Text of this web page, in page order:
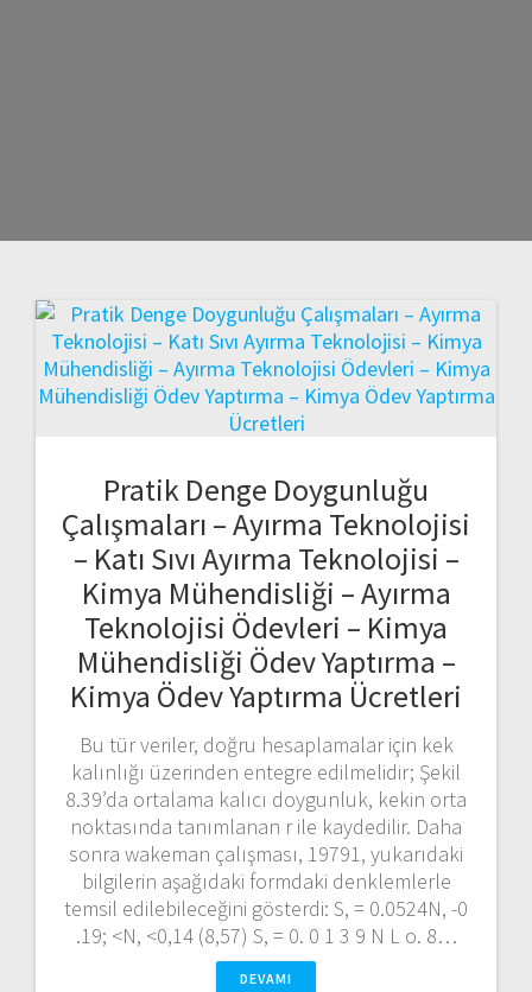
Pratik Denge Doygunluğu
Çalışmaları – Ayırma Teknolojisi
– Katı Sıvı Ayırma Teknolojisi –
Kimya Mühendisliği – Ayırma
Teknolojisi Ödevleri – Kimya
Mühendisliği Ödev Yaptırma –
Kimya Ödev Yaptırma Ücretleri
Bu tür veriler, doğru hesaplamalar için kek
kalınlığı üzerinden entegre edilmelidir; Şekil
8.39’da ortalama kalıcı doygunluk, kekin orta
noktasında tanımlanan r ile kaydedilir. Daha
sonra wakeman çalışması, 19791, yukarıdaki
bilgilerin aşağıdaki formdaki denklemlerle
temsil edilebileceğini gösterdi: S, = 0.0524N, -0
.19; <N, <0,14 (8,57) S, = 0. 0 1 3 9 N L o. 8…
DEVAMI